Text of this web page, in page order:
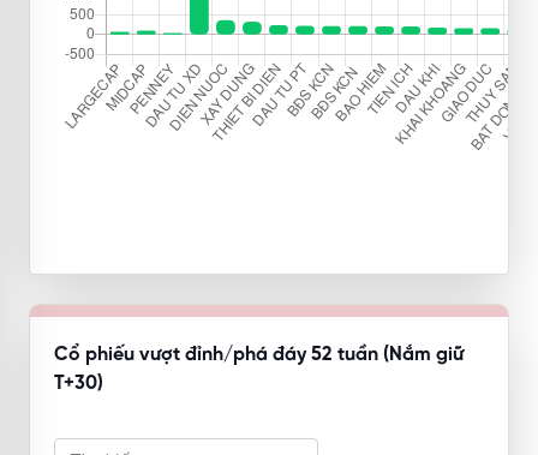
Cổ phiếu vượt đỉnh/phá đáy 52 tuần (Nắm giữ
T+30)